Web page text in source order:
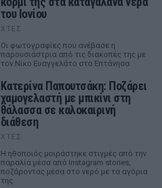
του Ιονίου
ΧΤΕΣ
Οι φωτογραφίες που ανέβασε η
παρουσιάστρια από τις διακοπές της με
τον Νίκο Ευαγγελάτο στα Επτάνησα
Κατερίνα Παπουτσάκη: Ποζάρει
χαμογελαστή με μπικίνι στη
θάλασσα σε καλοκαιρινή
διάθεση
ΧΤΕΣ
Η ηθοποιός μοιράστηκε στιγμές από την
παραλία μέσα από Instagram stories,
ποζάροντας μέσα στο νερό με τα αγόρια
της